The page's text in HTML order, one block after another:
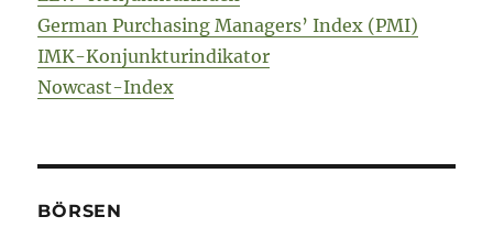
German Purchasing Managers’ Index (PMI)
IMK-Konjunkturindikator
Nowcast-Index
BÖRSEN